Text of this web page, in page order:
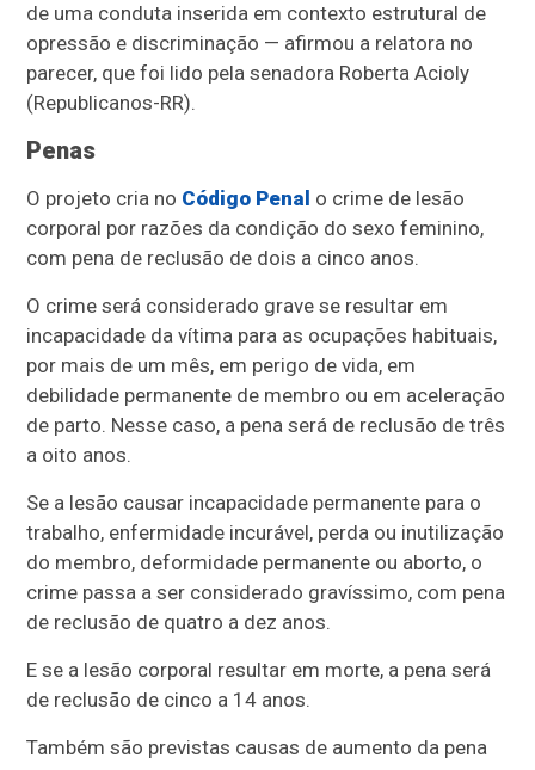
de uma conduta inserida em contexto estrutural de
opressão e discriminação — afirmou a relatora no
parecer, que foi lido pela senadora Roberta Acioly
(Republicanos-RR).
Penas
O projeto cria no Código Penal o crime de lesão
corporal por razões da condição do sexo feminino,
com pena de reclusão de dois a cinco anos.
O crime será considerado grave se resultar em
incapacidade da vítima para as ocupações habituais,
por mais de um mês, em perigo de vida, em
debilidade permanente de membro ou em aceleração
de parto. Nesse caso, a pena será de reclusão de três
a oito anos.
Se a lesão causar incapacidade permanente para o
trabalho, enfermidade incurável, perda ou inutilização
do membro, deformidade permanente ou aborto, o
crime passa a ser considerado gravíssimo, com pena
de reclusão de quatro a dez anos.
E se a lesão corporal resultar em morte, a pena será
de reclusão de cinco a 14 anos.
Também são previstas causas de aumento da pena